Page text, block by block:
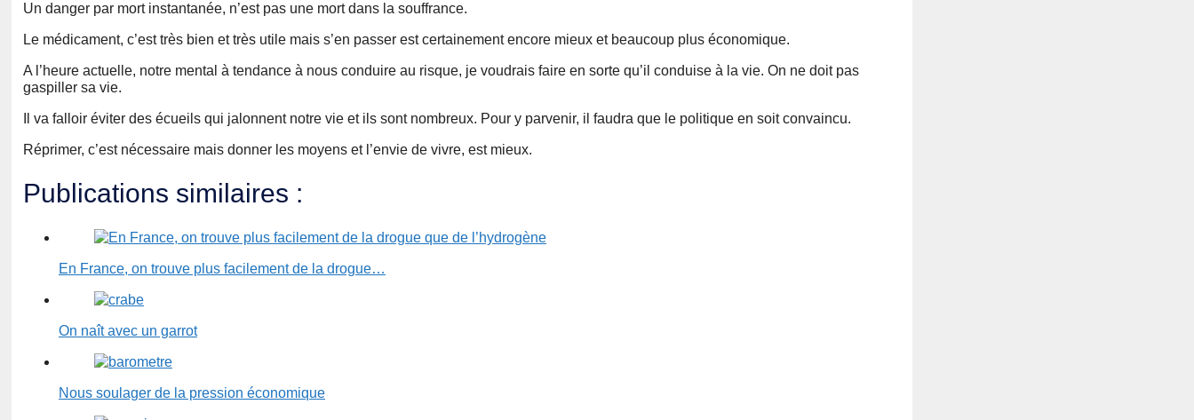
Un danger par mort instantanée, n’est pas une mort dans la souffrance.
Le médicament, c’est très bien et très utile mais s’en passer est certainement encore mieux et beaucoup plus économique.
A l’heure actuelle, notre mental à tendance à nous conduire au risque, je voudrais faire en sorte qu’il conduise à la vie. On ne doit pas
gaspiller sa vie.
Il va falloir éviter des écueils qui jalonnent notre vie et ils sont nombreux. Pour y parvenir, il faudra que le politique en soit convaincu.
Réprimer, c’est nécessaire mais donner les moyens et l’envie de vivre, est mieux.
Publications similaires :
En France, on trouve plus facilement de la drogue…
On naît avec un garrot
Nous soulager de la pression économique